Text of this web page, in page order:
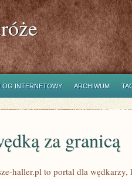
INTERNETOWY ARCHIWUM
za granicą
haller.pl to portal dla wędkarzy,